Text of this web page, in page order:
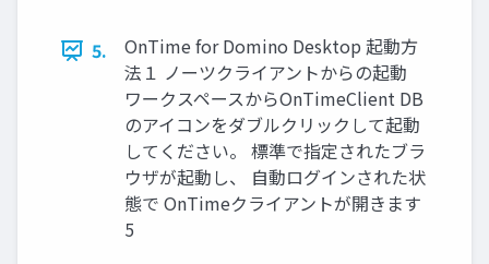
5.
OnTime for Domino Desktop 起動方
法１ ノーツクライアントからの起動
ワークスペースからOnTimeClient DB
のアイコンをダブルクリックして起動
してください。 標準で指定されたブラ
ウザが起動し、 自動ログインされた状
態で OnTimeクライアントが開きます
5